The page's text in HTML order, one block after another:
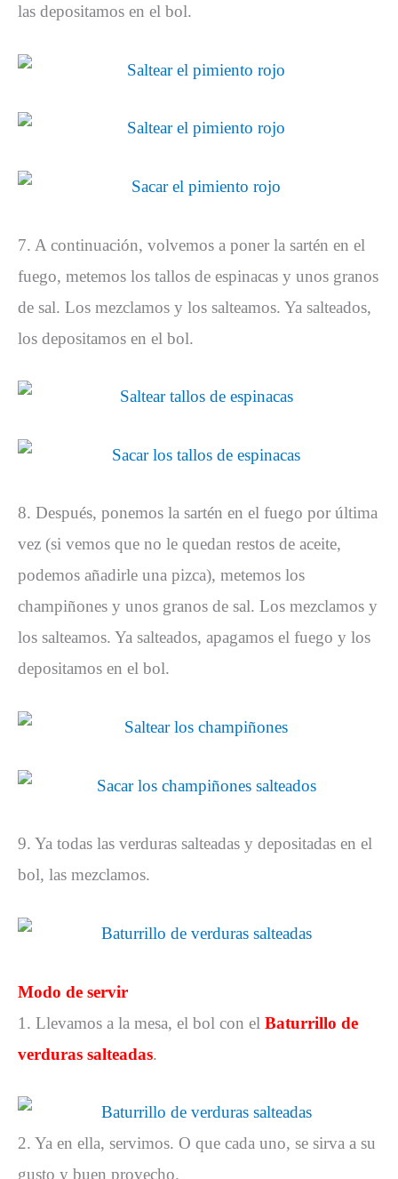
las depositamos en el bol.
7. A continuación, volvemos a poner la sartén en el
fuego, metemos los tallos de espinacas y unos granos
de sal. Los mezclamos y los salteamos. Ya salteados,
los depositamos en el bol.
8. Después, ponemos la sartén en el fuego por última
vez (si vemos que no le quedan restos de aceite,
podemos añadirle una pizca), metemos los
champiñones y unos granos de sal. Los mezclamos y
los salteamos. Ya salteados, apagamos el fuego y los
depositamos en el bol.
9. Ya todas las verduras salteadas y depositadas en el
bol, las mezclamos.
Modo de servir
1. Llevamos a la mesa, el bol con el Baturrillo de
verduras salteadas.
2. Ya en ella, servimos. O que cada uno, se sirva a su
gusto y buen provecho.